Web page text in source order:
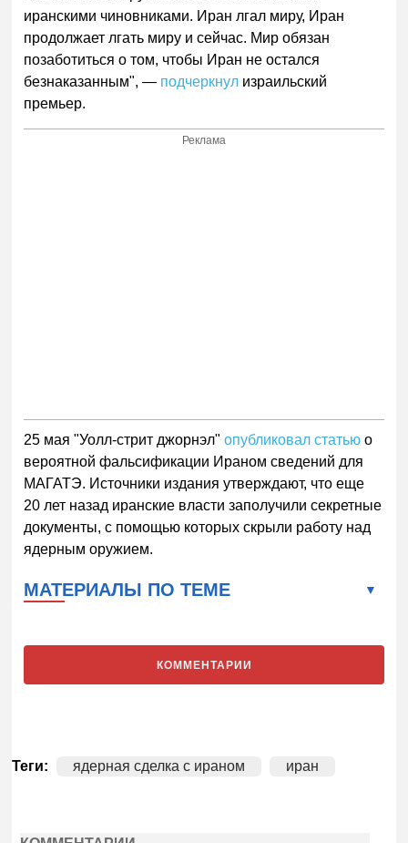
иранскими чиновниками. Иран лгал миру, Иран
продолжает лгать миру и сейчас. Мир обязан
позаботиться о том, чтобы Иран не остался
безнаказанным", — подчеркнул израильский
премьер.
Реклама
25 мая "Уолл-стрит джорнэл"опубликовал статью о
вероятной фальсификации Ираном сведений для
МАГАТЭ. Источники издания утверждают, что еще
20 лет назад иранские власти заполучили секретные
документы, с помощью которых скрыли работу над
ядерным оружием.
МАТЕРИАЛЫ ПО ТЕМЕ
КОММЕНТАРИИ
Теги: ядерная сделка с ираном иран